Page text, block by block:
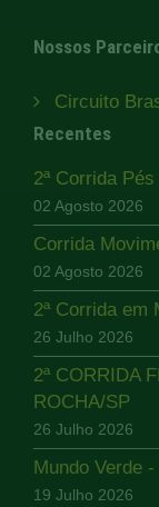
Nossos
Circuito
Recentes
2ª Corrida
02 Agosto 2026
Corrida
02 Agosto 2026
2ª Corrida em
26 Julho 2026
2ª CORRIDA
ROCHA/SP
26 Julho 2026
Mundo Verde
19 Julho 2026